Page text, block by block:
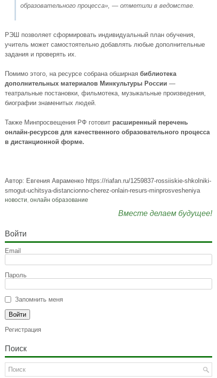
образовательного процесса», — отметили в ведомстве.
РЭШ позволяет сформировать индивидуальный план обучения,
учитель может самостоятельно добавлять любые дополнительные
задания и проверять их.
Помимо этого, на ресурсе собрана обширная библиотека
дополнительных материалов Минкультуры России —
театральные постановки, фильмотека, музыкальные произведения,
биографии знаменитых людей.
Также Минпросвещения РФ готовит расширенный перечень
онлайн-ресурсов для качественного образовательного процесса
в дистанционной форме.
Автор: Евгения Авраменко https://riafan.ru/1259837-rossiiskie-shkolniki-
smogut-uchitsya-distancionno-cherez-onlain-resurs-minprosvesheniya
новости, онлайн образование
Вместе делаем будущее!
Войти
Email
Пароль
Запомнить меня
Регистрация
Поиск